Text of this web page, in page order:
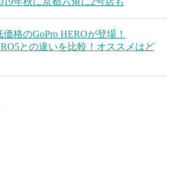
価格のGoPro HEROが登場！
との違いを比較！オススメはど